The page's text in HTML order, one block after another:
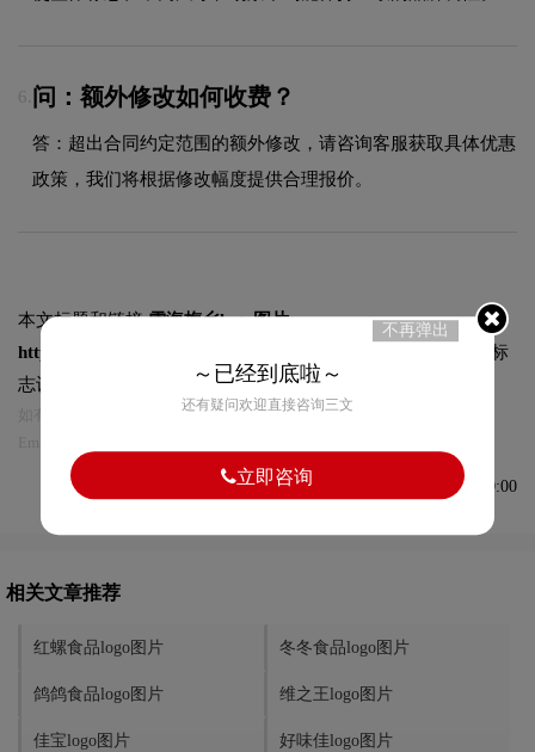
6. 问：额外修改如何收费？
答：超出合同约定范围的额外修改，请咨询客服获取具体优惠
政策，我们将根据修改幅度提供合理报价。
本文标题和链接雪海梅乡logo图片:
https://logo9.net/works/12739.html
转载时请注明出处为诗宸标
志设计及本链接!
如有内容侵犯您的合法权益，请及时与我们联系
发布于2024-07-04 10:30:00
相关文章推荐
红螺食品logo图片 冬冬食品logo图片
鸽鸽食品logo图片 维之王logo图片
佳宝logo图片 好味佳logo图片
不再弹出
～已经到底啦～
还有疑问欢迎直接咨询三文
立即咨询